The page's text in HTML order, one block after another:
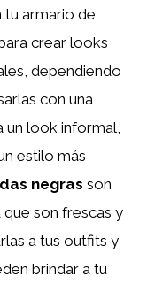
armario de
crear looks
dependiendo
con una
un look informal,
estilo más
negras son
que son frescas y
a tus outfits y
brindar a tu